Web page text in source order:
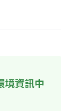
境資訊中